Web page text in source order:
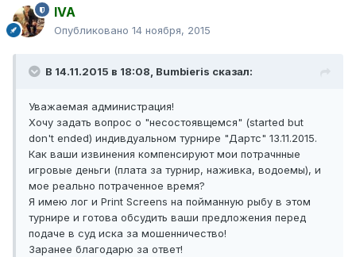
IVA
Опубликовано 14 ноября, 2015
В 14.11.2015 в 18:08, Bumbieris сказал:
Уважаемая администрация!
Хочу задать вопрос о "несостоявщемся" (started but
don't ended) индивдуальном турнире "Дартс" 13.11.2015.
Как ваши извинения компенсируют мои потрачнные
игровые деньги (плата за турнир, наживка, водоемы), и
мое реально потраченное время?
Я имею лог и Print Screens на пойманную рыбу в этом
турнире и готова обсудить ваши предложения перед
подаче в суд иска за мошенничество!
Заранее благодарю за ответ!